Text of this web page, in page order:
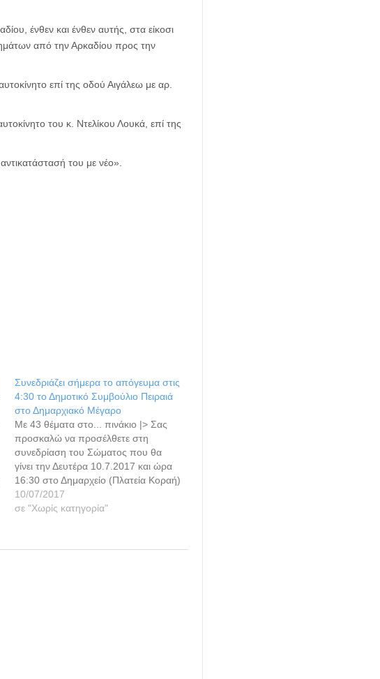
ένθεν και ένθεν αυτής, στα είκοσι
από την Αρκαδίου προς την
επί της οδού Αιγάλεω με αρ.
του κ. Ντελίκου Λουκά, επί της
του με νέο».
Συνεδριάζει σήμερα το απόγευμα στις
4:30 το Δημοτικό Συμβούλιο Πειραιά
στο Δημαρχιακό Μέγαρο
Με 43 θέματα στο... πινάκιο |> Σας
προσκαλώ να προσέλθετε στη
συνεδρίαση του Σώματος που θα
γίνει την Δευτέρα 10.7.2017 και ώρα
16:30 στο Δημαρχείο (Πλατεία Κοραή)
στην αίθουσα συνεδριάσεων του
Δημοτικού Συμβουλίου για συζήτηση
την πρόσκληση απευθύνει ο
10/07/2017
σε "Χωρίς κατηγορία"